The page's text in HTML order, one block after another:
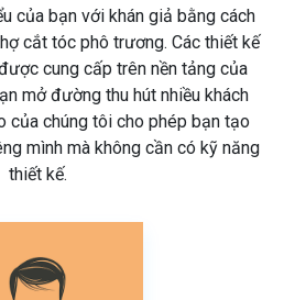
của bạn với khán giả bằng cách
cắt tóc phô trương. Các thiết kế
cung cấp trên nền tảng của
mở đường thu hút nhiều khách
của chúng tôi cho phép bạn tạo
mình mà không cần có kỹ năng
thiết kế.